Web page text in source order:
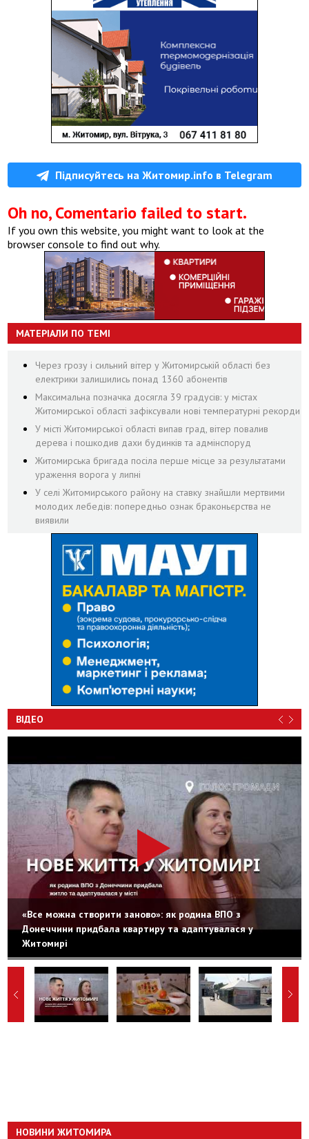
Підписуйтесь на Житомир.info в Telegram
Oh no, Comentario failed to start.
If you own this website, you might want to look at the
browser console to find out why.
МАТЕРІАЛИ ПО ТЕМІ
Через грозу і сильний вітер у Житомирській області без
електрики залишились понад 1360 абонентів
Максимальна позначка досягла 39 градусів: у містах
Житомирської області зафіксували нові температурні рекорди
У місті Житомирської області випав град, вітер повалив
дерева і пошкодив дахи будинків та адмінспоруд
Житомирська бригада посіла перше місце за результатами
ураження ворога у липні
У селі Житомирського району на ставку знайшли мертвими
молодих лебедів: попередньо ознак браконьєрства не
виявили
ВІДЕО
«Все можна створити заново»: як родина ВПО з
Донеччини придбала квартиру та адаптувалася у
Житомирі
НОВИНИ ЖИТОМИРА